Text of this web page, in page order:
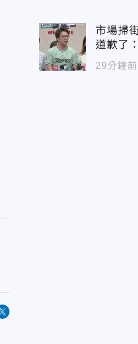
市場掃
道歉了
29分鐘前